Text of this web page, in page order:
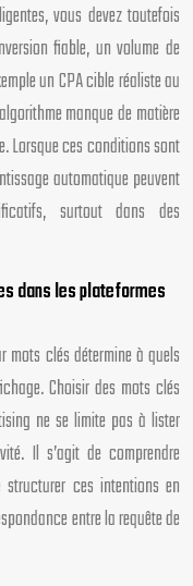
vous devez toutefois
fiable, un volume de
un CPA cible réaliste au
manque de matière
Lorsque ces conditions sont
automatique peuvent
surtout dans des
dans les plateformes
clés détermine à quels
Choisir des mots clés
ne se limite pas à lister
Il s’agit de comprendre
ces intentions en
entre la requête de